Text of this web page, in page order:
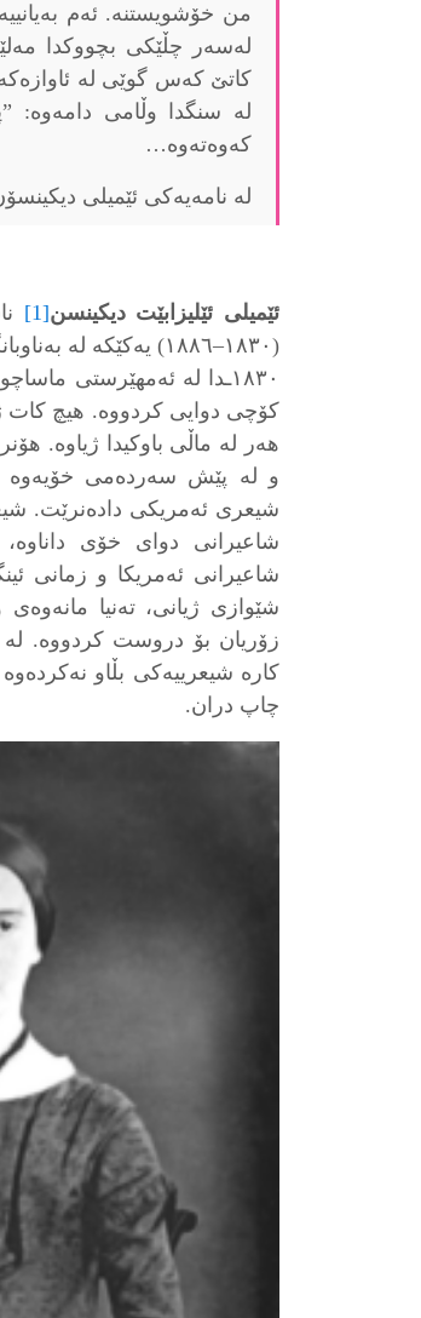
من خۆشویستنە. ئەم
لەسەر چڵێکی بچووکدا
کاتێ کەس گوێی لە
لە سنگدا وڵامی دامەوە:
کەوەتەوە…
لە نامەیەکی ئێمیلی دیکینسۆن
ئێمیلی ئێلیزابێت دیکینسن[1]
(١٨٣٠–١٨٨٦) یەکێکە
١٨٣٠ـدا لە ئەمھێرستی
کۆچی دوایی کردووە. ھیچ کات
ھەر لە ماڵی باوکیدا ژیاوە.
و لە پێش سەردەمی خۆیەوە
شیعری ئەمریکی دادەنرێت.
شاعیرانی دوای خۆی
شاعیرانی ئەمریکا و زمانی
شێوازی ژیانی، تەنیا
زۆریان بۆ دروست کردووە. لە
کارە شیعرییەکی بڵاو
چاپ دران.